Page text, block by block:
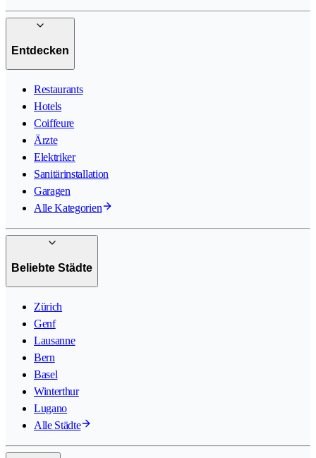
Entdecken
Restaurants
Hotels
Coiffeure
Ärzte
Elektriker
Sanitärinstallation
Garagen
Alle Kategorien
Beliebte Städte
Zürich
Genf
Lausanne
Bern
Basel
Winterthur
Lugano
Alle Städte